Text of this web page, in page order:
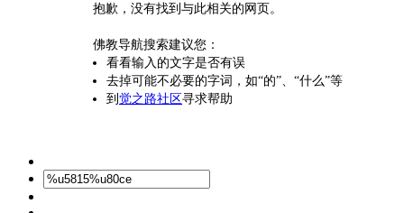
抱歉，没有找到与此相关的网页。
佛教导航搜索建议您：
看看输入的文字是否有误
去掉可能不必要的字词，如“的”、“什么”等
到 觉之路社区寻求帮助